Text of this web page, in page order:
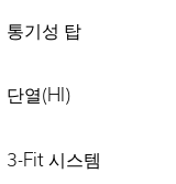
통기성 탑
단열(HI)
3-Fit 시스템